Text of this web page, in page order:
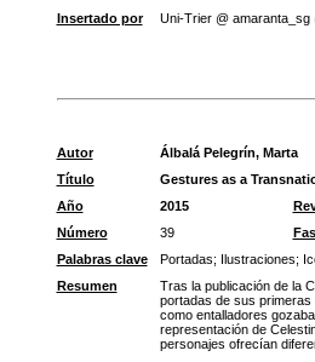
Insertado por
Uni-Trier @ amaranta_sg
Autor
Álbalá Pelegrín, Marta
Título
Gestures as a
Año
2015
Número
39
Palabras clave
Portadas; Ilustraciones;
Resumen
Tras la publicación de la
portadas de sus primeras
como entalladores
representación de
personajes ofrecían